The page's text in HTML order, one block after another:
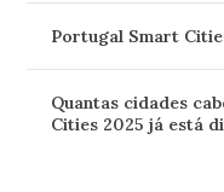
Portugal Smart
Quantas cidades
Cities 2025 já está